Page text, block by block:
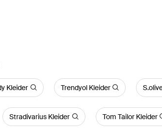
Kleider Trendyol Kleider
Stradivarius Kleider Tom Tailor Kleider